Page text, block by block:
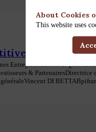
EntreprisesDirecteur général
& PartenairesDirectrice
Vincent DI BETTA
About Cookies
This website uses